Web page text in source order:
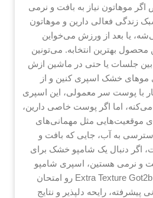
موهاتون نیاز به بافت و نرمی
زندگی فعالی دارین و موهاتون
یا بعد از ورزش می‌خواین
محصول بهترین انتخابه. می‌تونین
بین جلسات یا حتی در ماشین ازش
موهای خشک اسپری کنین و از
با پوست سر معمولی، این اسپری
اما اگر پوست خاصی دارین،
موقعیت‌هایی مثل مهمانی‌های
به آب، جایی که بافت و
اگر دنبال یک شامپو خشک برای
و نرمی هستین، اسپری شامپو
خشک شوارتسکوف مدل Extra Texture Got2b رو امتحان
پیشرفته، رایحه دلپذیر و نتایج